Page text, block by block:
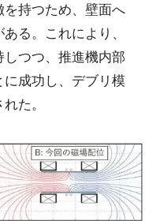
持つため、壁面へ
る。これにより、
つつ、推進機内部
成功し、デブリ模
た。